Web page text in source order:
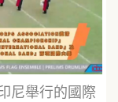
尼舉行的國際